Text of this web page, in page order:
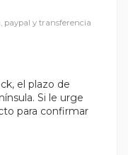
paypal y transferencia
el plazo de
Si le urge
para confirmar